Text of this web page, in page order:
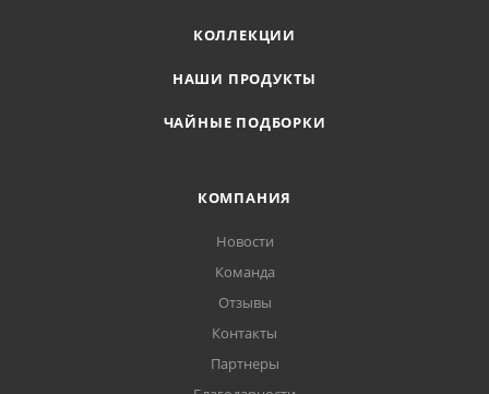
КОЛЛЕКЦИИ
НАШИ ПРОДУКТЫ
ЧАЙНЫЕ ПОДБОРКИ
КОМПАНИЯ
Новости
Команда
Отзывы
Контакты
Партнеры